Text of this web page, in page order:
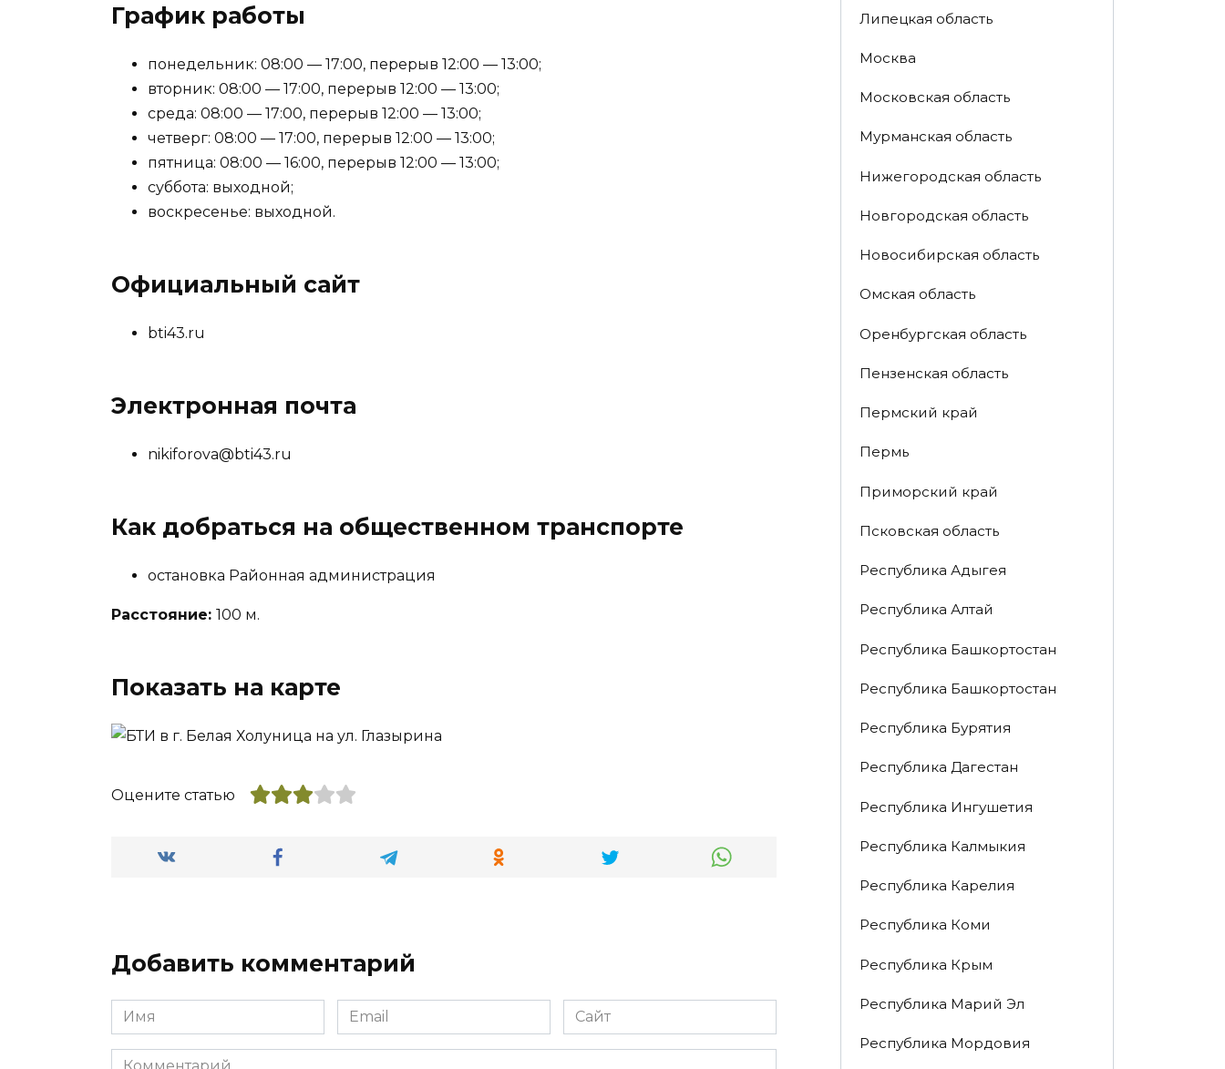
График работы
понедельник: 08:00 — 17:00, перерыв 12:00 — 13:00;
вторник: 08:00 — 17:00, перерыв 12:00 — 13:00;
среда: 08:00 — 17:00, перерыв 12:00 — 13:00;
четверг: 08:00 — 17:00, перерыв 12:00 — 13:00;
пятница: 08:00 — 16:00, перерыв 12:00 — 13:00;
суббота: выходной;
воскресенье: выходной.
Официальный сайт
bti43.ru
Электронная почта
nikiforova@bti43.ru
Как добраться на общественном транспорте
остановка Районная администрация
Расстояние: 100 м.
Показать на карте
Оцените статью
Добавить комментарий
Имя
*
Email
*
Сайт
Комментарий
Липецкая область
Москва
Московская область
Мурманская область
Нижегородская область
Новгородская область
Новосибирская область
Омская область
Оренбургская область
Пензенская область
Пермский край
Пермь
Приморский край
Псковская область
Республика Адыгея
Республика Алтай
Республика Башкортостан
Республика Башкортостан
Республика Бурятия
Республика Дагестан
Республика Ингушетия
Республика Калмыкия
Республика Карелия
Республика Коми
Республика Крым
Республика Марий Эл
Республика Мордовия